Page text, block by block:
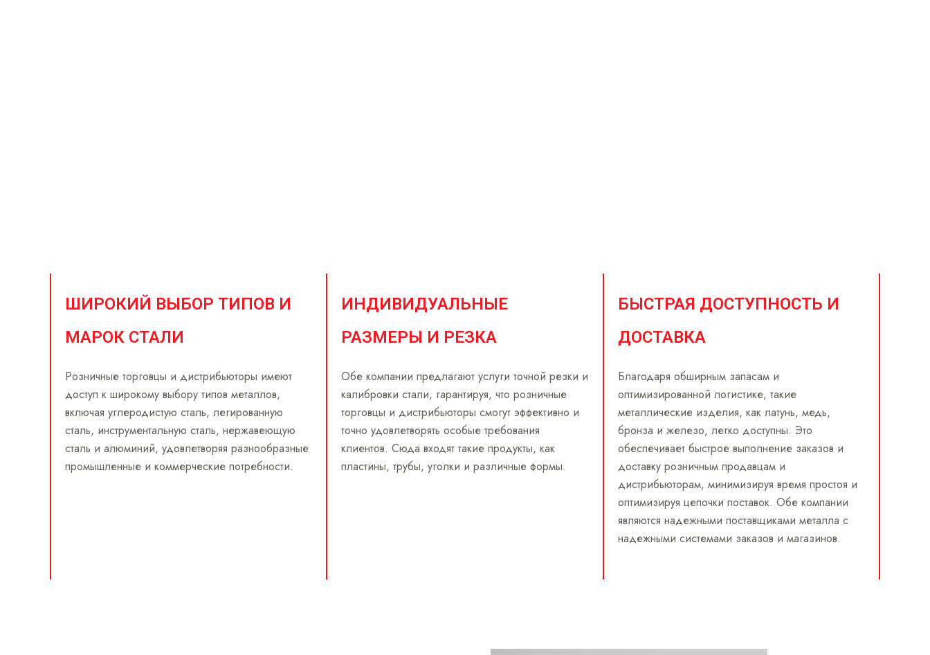
ШИРОКИЙ ВЫБОР ТИПОВ И
МАРОК СТАЛИ
Розничные торговцы и дистрибьюторы имеют
доступ к широкому выбору типов металлов,
включая углеродистую сталь, легированную
сталь, инструментальную сталь, нержавеющую
сталь и алюминий, удовлетворяя разнообразные
промышленные и коммерческие потребности.
ИНДИВИДУАЛЬНЫЕ
РАЗМЕРЫ И РЕЗКА
Обе компании предлагают услуги точной резки и
калибровки стали, гарантируя, что розничные
торговцы и дистрибьюторы смогут эффективно и
точно удовлетворять особые требования
клиентов. Сюда входят такие продукты, как
пластины, трубы, уголки и различные формы.
БЫСТРАЯ ДОСТУПНОСТЬ И
ДОСТАВКА
Благодаря обширным запасам и
оптимизированной логистике, такие
металлические изделия, как латунь, медь,
бронза и железо, легко доступны. Это
обеспечивает быстрое выполнение заказов и
доставку розничным продавцам и
дистрибьюторам, минимизируя время простоя и
оптимизируя цепочки поставок. Обе компании
являются надежными поставщиками металла с
надежными системами заказов и магазинов.